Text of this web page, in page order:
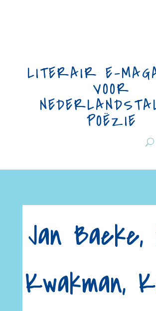
LITERAIR E-
VOOR
POËZIE
Jan Baeke,
Kwakman,